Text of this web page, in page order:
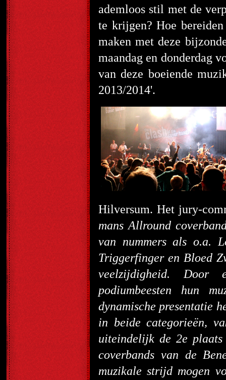
ademloos stil met de
te krijgen? Hoe
maken met deze
maandag en donderdag
van deze boeiende
2013/2014'.
Hilversum. Het jury-
mans Allround
van nummers als o.a.
Triggerfinger en Bloed
veelzijdigheid. Door
podiumbeesten hun
dynamische presentatie
in beide categorieën,
uiteindelijk de 2e
coverbands van de
muzikale strijd mogen